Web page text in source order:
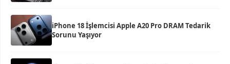
iPhone 18 İşlemcisi Apple A20 Pro DRAM Tedarik
Sorunu Yaşıyor